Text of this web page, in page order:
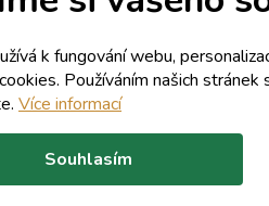
k fungování webu,
Používáním našich stránek
Více informací
Souhlasím
sklad - dodání do 10 dnů
262,13 Kč včetně DPH
216,64 Kč/ ks